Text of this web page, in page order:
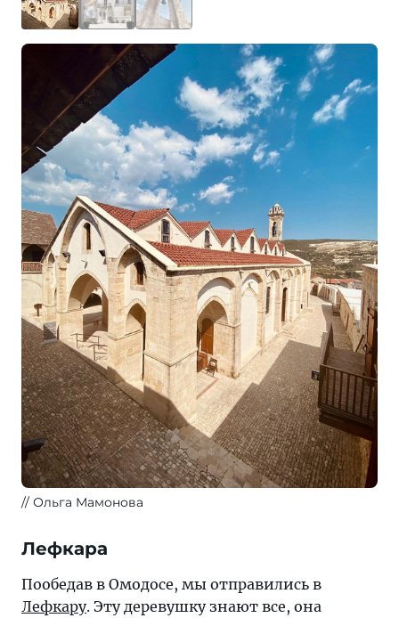
Ольга Мамонова
Лефкара
Пообедав в Омодосе, мы отправились в
Лефкару. Эту деревушку знают все, она